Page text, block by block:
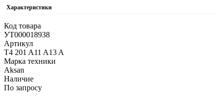
Характеристики
Код товара
УТ000018938
Артикул
T4 201 A11 A13 A
Марка техники
Aksan
Наличие
По запросу